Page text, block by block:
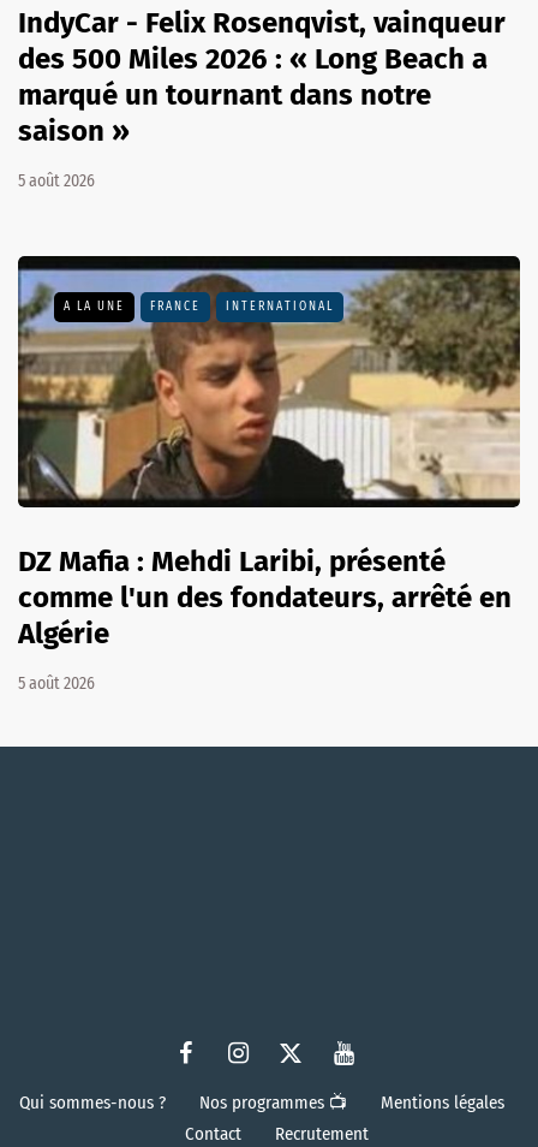
IndyCar - Felix Rosenqvist, vainqueur
des 500 Miles 2026 : « Long Beach a
marqué un tournant dans notre
saison »
5 août 2026
A LA UNE FRANCE INTERNATIONAL
DZ Mafia : Mehdi Laribi, présenté
comme l'un des fondateurs, arrêté en
Algérie
5 août 2026
Qui sommes-nous ? Nos programmes 📺
Mentions légales
Contact
Recrutement